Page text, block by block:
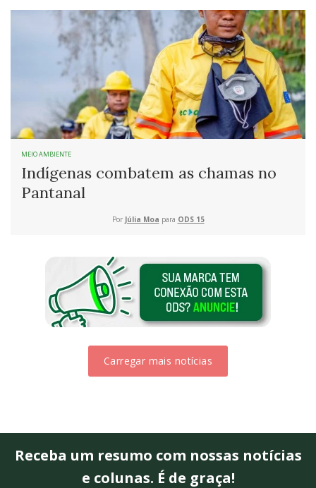
MEIO AMBIENTE
Indígenas combatem as chamas no
Pantanal
Por Júlia Moa para ODS 15
Carregar mais notícias
Receba um resumo com nossas notícias
e colunas. É de graça!